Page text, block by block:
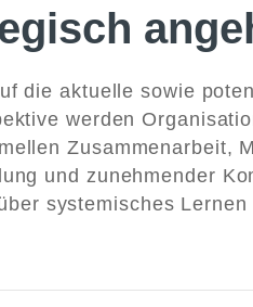
die aktuelle sowie
werden
Zusammenarbeit,
und zunehmender
systemisches Lernen